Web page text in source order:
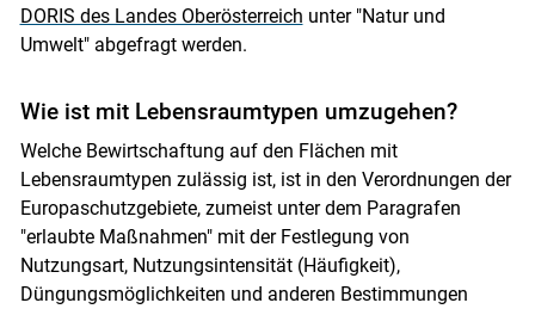
Skip to main content
DORIS des Landes Oberösterreich unter "Natur und
Umwelt" abgefragt werden.
Wie ist mit Lebensraumtypen umzugehen?
Welche Bewirtschaftung auf den Flächen mit
Lebensraumtypen zulässig ist, ist in den Verordnungen der
Europaschutzgebiete, zumeist unter dem Paragrafen
"erlaubte Maßnahmen" mit der Festlegung von
Nutzungsart, Nutzungsintensität (Häufigkeit),
Düngungsmöglichkeiten und anderen Bestimmungen